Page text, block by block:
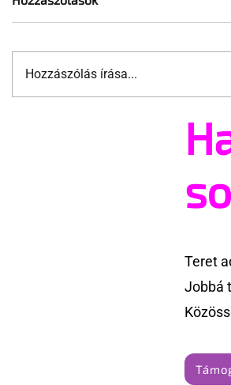
A mellrákszűrésről senki sem
beszél a mellkasi műtétek
Hozzászólás írása...
Teret
Jobbá